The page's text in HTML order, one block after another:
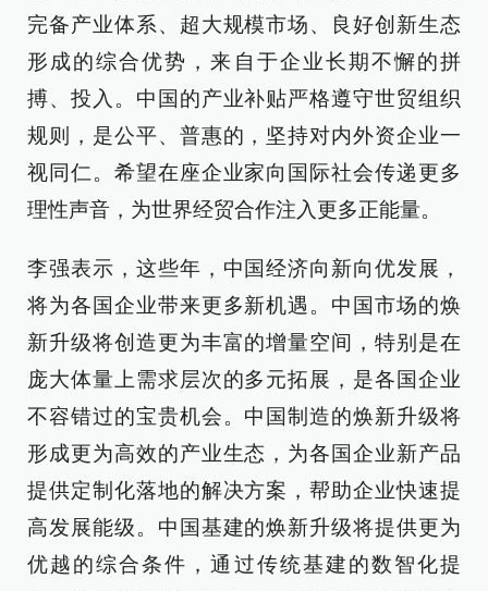
完备产业体系、超大规模市场、良好创新生态
形成的综合优势，来自于企业长期不懈的拼
搏、投入。中国的产业补贴严格遵守世贸组织
规则，是公平、普惠的，坚持对内外资企业一
视同仁。希望在座企业家向国际社会传递更多
理性声音，为世界经贸合作注入更多正能量。
李强表示，这些年，中国经济向新向优发展，
将为各国企业带来更多新机遇。中国市场的焕
新升级将创造更为丰富的增量空间，特别是在
庞大体量上需求层次的多元拓展，是各国企业
不容错过的宝贵机会。中国制造的焕新升级将
形成更为高效的产业生态，为各国企业新产品
提供定制化落地的解决方案，帮助企业快速提
高发展能级。中国基建的焕新升级将提供更为
优越的综合条件，通过传统基建的数智化提